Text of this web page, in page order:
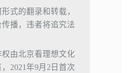
式的翻录和转载，
播，违者将追究法
由北京看理想文化
2021年9月2日首次